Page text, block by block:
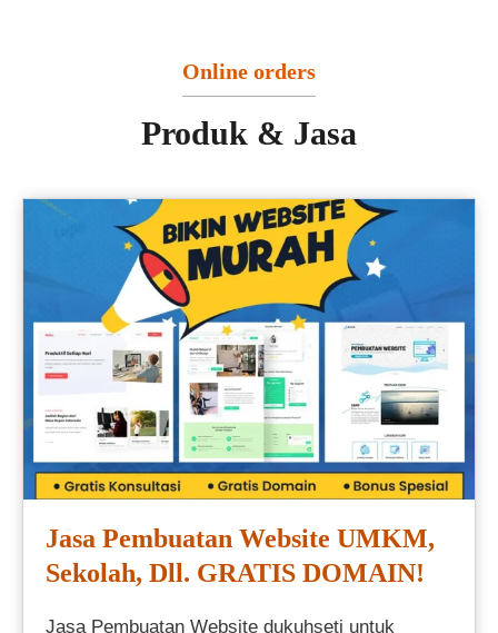
Online orders
Produk & Jasa
Jasa Pembuatan Website UMKM,
Sekolah, Dll. GRATIS DOMAIN!
Jasa Pembuatan Website dukuhseti untuk